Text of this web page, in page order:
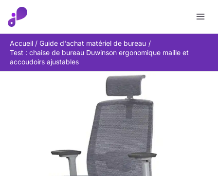
Accueil
Guide d'achat matériel de bureau
Test : chaise de bureau Duwinson ergonomique maille et
accoudoirs ajustables
Rechercher